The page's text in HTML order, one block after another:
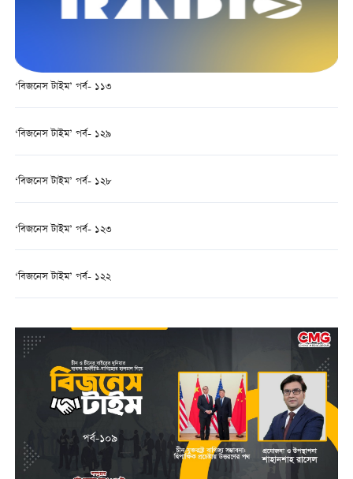
‘বিজনেস টাইম’ পর্ব- ১১৩
‘বিজনেস টাইম’ পর্ব- ১২৯
‘বিজনেস টাইম’ পর্ব- ১২৮
‘বিজনেস টাইম’ পর্ব- ১২৩
‘বিজনেস টাইম’ পর্ব- ১২২